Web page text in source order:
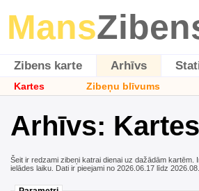
Mans
Zibens karte Arhīvs
Kartes Zibeņu blīvums
Arhīvs:
Šeit ir redzami zibeņi katrai dienai uz dažādām
ielādes laiku. Dati ir pieejami no 2026.06.17 līdz